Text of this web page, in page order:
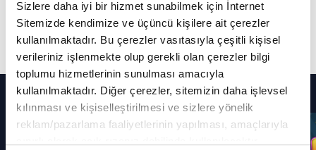
Sizlere daha iyi bir hizmet sunabilmek için İnternet
Sitemizde kendimize ve üçüncü kişilere ait çerezler
kullanılmaktadır. Bu çerezler vasıtasıyla çeşitli kişisel
verileriniz işlenmekte olup gerekli olan çerezler bilgi
toplumu hizmetlerinin sunulması amacıyla
kullanılmaktadır. Diğer çerezler, sitemizin daha işlevsel
kılınması ve kişiselleştirilmesi ve sizlere yönelik
reklam/pazarlama faaliyetlerinin yapılması, amaçlarıyla
Bu bölümde uzun bir yolculuğun ardından Emre
ve dedesi hacca varıyor.
Diğer Bölümler